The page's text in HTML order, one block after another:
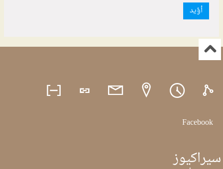
أؤيد
Facebook
سيراكيوز